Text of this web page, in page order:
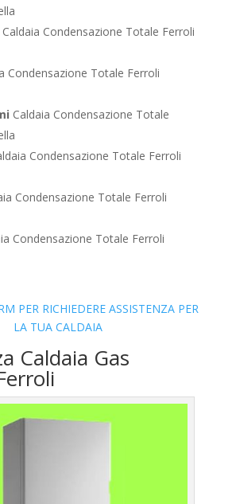
Caldaia Condensazione Totale Ferroli
Condensazione Totale Ferroli
Caldaia Condensazione Totale
Condensazione Totale Ferroli
Condensazione Totale Ferroli
Condensazione Totale Ferroli
PER RICHIEDERE ASSISTENZA PER
LA TUA CALDAIA
Caldaia Gas